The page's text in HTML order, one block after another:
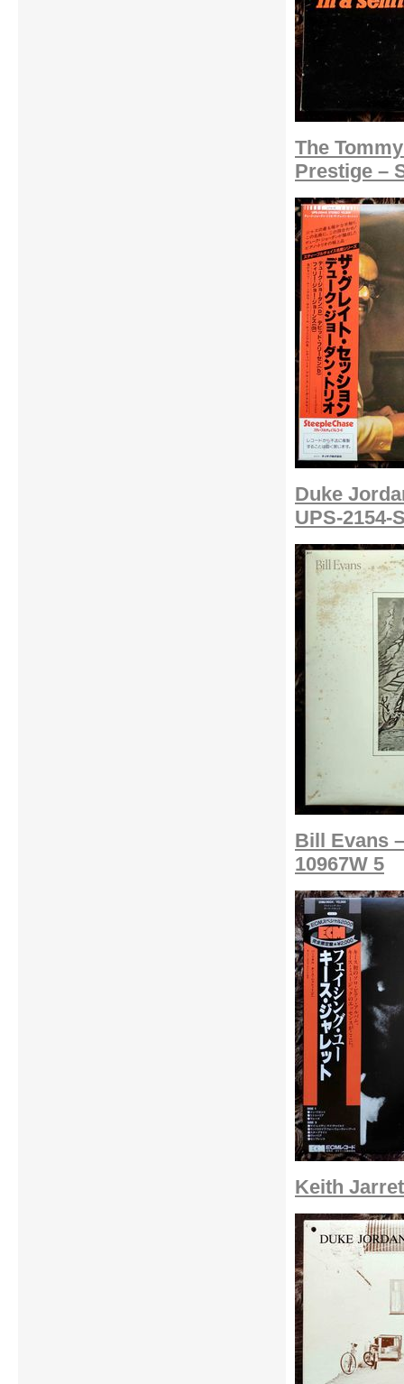
The
Prestige –
Duke
UPS-2154-
Bill Evans
10967W 5
Keith